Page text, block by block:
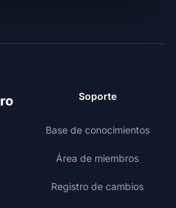
Soporte
Base de conocimientos
Área de miembros
Registro de cambios